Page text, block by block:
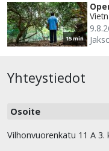
15 min
Yhteystiedot
Osoite
Vilhonvuorenkatu 11 A 3.